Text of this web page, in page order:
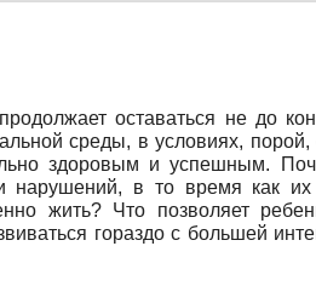
оставаться не до
среды, в условиях,
здоровым и успешным.
нарушений, в то время как
жить? Что позволяет
гораздо с большей